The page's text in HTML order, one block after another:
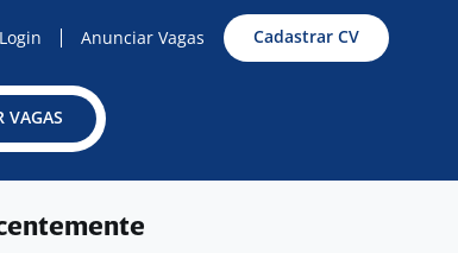
Login Anunciar Vagas Cadastrar CV
VAGAS